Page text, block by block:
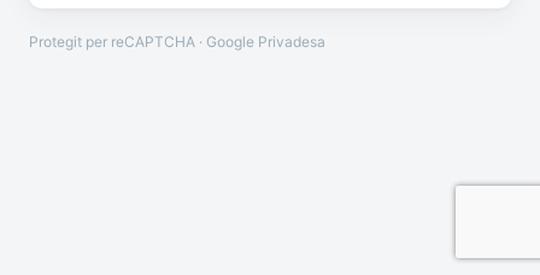
Protegit per reCAPTCHA · Google Privadesa